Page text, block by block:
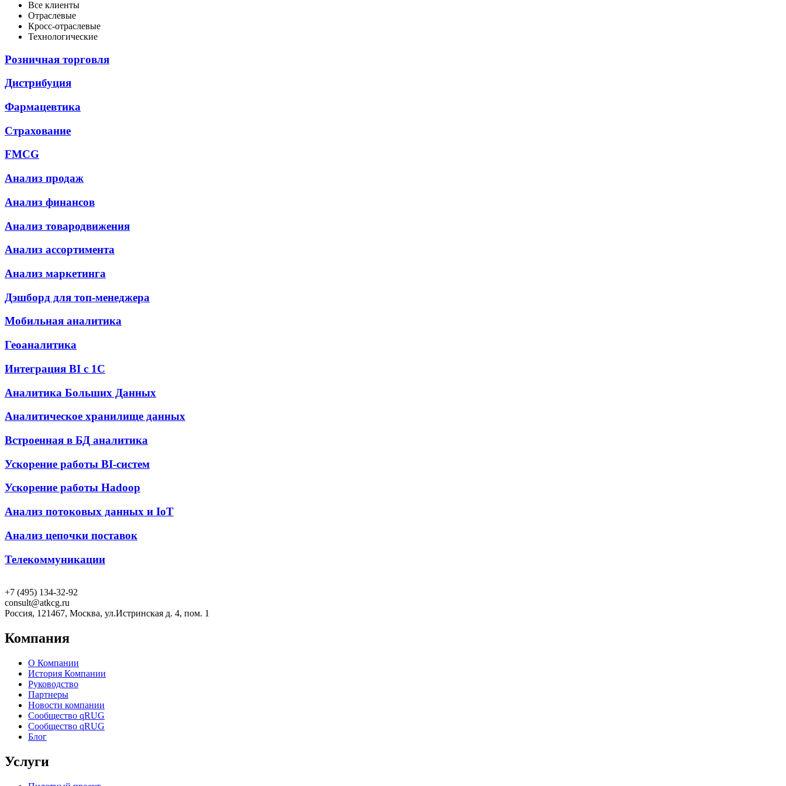
Все клиенты
Отраслевые
Кросс-отраслевые
Технологические
Розничная торговля
Дистрибуция
Фармацевтика
Страхование
FMCG
Анализ продаж
Анализ финансов
Анализ товародвижения
Анализ ассортимента
Анализ маркетинга
Дэшборд для топ-менеджера
Мобильная аналитика
Геоаналитика
Интеграция BI с 1С
Аналитика Больших Данных
Аналитическое хранилище данных
Встроенная в БД аналитика
Ускорение работы BI-систем
Ускорение работы Hadoop
Анализ потоковых данных и IoT
Анализ цепочки поставок
Телекоммуникации
+7 (495) 134-32-92
consult@atkcg.ru
Россия, 121467, Москва, ул.Истринская д. 4, пом. 1
Компания
О Компании
История Компании
Руководство
Партнеры
Новости компании
Сообщество qRUG
Сообщество qRUG
Блог
Услуги